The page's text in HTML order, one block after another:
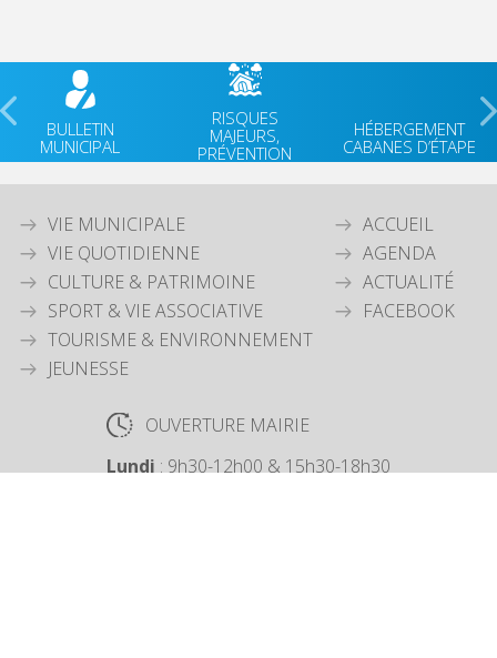
BULLETIN
MUNICIPAL
RISQUES
MAJEURS,
PRÉVENTION
HÉBERGEMENT
CABANES D’ÉTAPE
VIE MUNICIPALE
VIE QUOTIDIENNE
CULTURE & PATRIMOINE
SPORT & VIE ASSOCIATIVE
TOURISME & ENVIRONNEMENT
JEUNESSE
ACCUEIL
AGENDA
ACTUALITÉ
FACEBOOK
OUVERTURE MAIRIE
Lundi : 9h30-12h00 & 15h30-18h30